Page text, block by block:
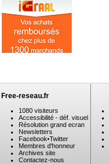
Free-reseau.fr
1080 visiteurs
Accessibilité - déf. visuel
Résolution grand ecran
Newsletters
Facebook•Twitter
Membres d'honneur
Archives site
Contactez-nous